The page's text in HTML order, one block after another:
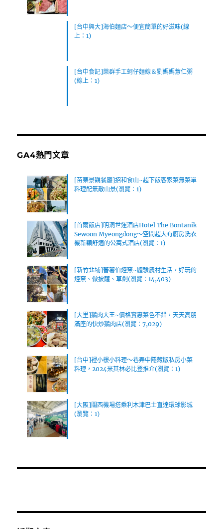
[台中興大]海伯麵店～便宜簡單的好滋味(線
上：1)
[台中食記]樂群手工蚵仔麵線＆劉媽媽薏仁粥
(線上：1)
GA4熱門文章
[苗栗景觀餐廳]招和食山~超下飯客家菜無菜單
料理配無敵山景(瀏覽：1)
[首爾飯店]明洞世運酒店Hotel The Bontanik
Sewoon Myeongdong～空間超大有廚房洗衣
機新穎舒適的公寓式酒店(瀏覽：1)
[新竹北埔]蕃薯伯焢窯~體驗農村生活，好玩的
焢窯、做披薩、草劍(瀏覽：14,403)
[大里]鵝肉大王~價格實惠菜色不錯，天天高朋
滿座的快炒鵝肉店(瀏覽：7,029)
[台中]裡小樓小料理～巷弄中隱藏版私房小菜
料理，2024米其林必比登推介(瀏覽：1)
[大阪]關西機場搭乘利木津巴士直達環球影城
(瀏覽：1)